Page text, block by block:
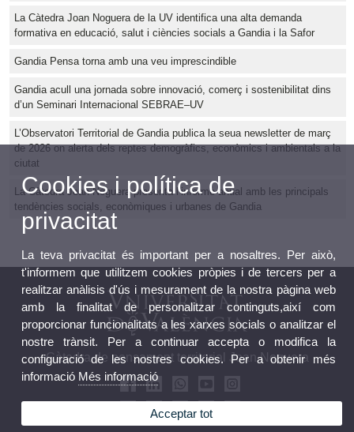
La Càtedra Joan Noguera de la UV identifica una alta demanda
formativa en educació, salut i ciències socials a Gandia i la Safor
Gandia Pensa torna amb una veu imprescindible
Gandia acull una jornada sobre innovació, comerç i sostenibilitat dins
d’un Seminari Internacional SEBRAE–UV
L’Observatori Territorial de Gandia publica la seua newsletter de març
de 2026 on alerta dels reptes demogràfics, econòmics i ambientals a la
ciutat
La Càtedra Joan Noguera presenta l’informe anual amb les principals
tendències socials, econòmiques i urbanes de Gandia
Càtedra de pensament territorial Joan Noguera
Cookies i política de
privacitat
La teva privacitat és important per a nosaltres. Per això,
t'informem que utilitzem cookies pròpies i de tercers per a
realitzar anàlisis d'ús i mesurament de la nostra pàgina web
amb la finalitat de personalitzar continguts,així com
proporcionar funcionalitats a les xarxes socials o analitzar el
nostre trànsit. Per a continuar accepta o modifica la
configuració de les nostres cookies. Per a obtenir més
informació Més informació
Acceptar tot